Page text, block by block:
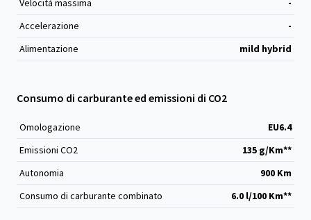
Velocità massima
-
Accelerazione
-
Alimentazione
mild hybrid
Consumo di carburante ed emissioni di CO2
Omologazione
EU6.4
Emissioni CO2
135 g/Km**
Autonomia
900 Km
Consumo di carburante combinato
6.0 l/100 Km**